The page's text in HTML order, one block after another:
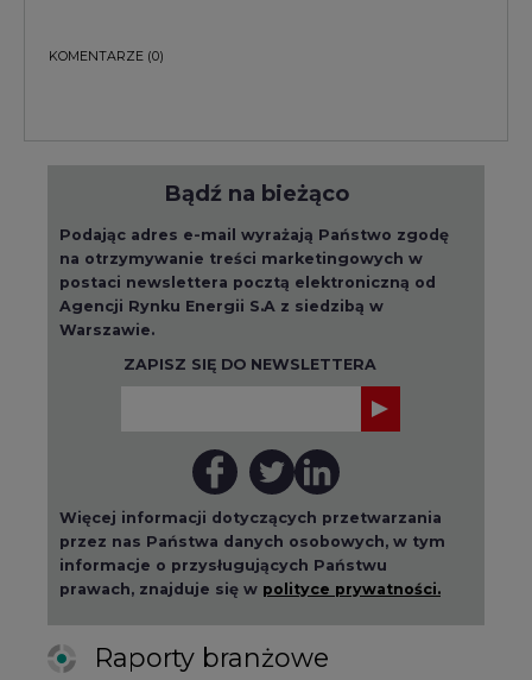
KOMENTARZE (0)
Bądź na bieżąco
Podając adres e-mail wyrażają Państwo zgodę
na otrzymywanie treści marketingowych w
postaci newslettera pocztą elektroniczną od
Agencji Rynku Energii S.A z siedzibą w
Warszawie.
ZAPISZ SIĘ DO NEWSLETTERA
Więcej informacji dotyczących przetwarzania
przez nas Państwa danych osobowych, w tym
informacje o przysługujących Państwu
prawach, znajduje się w polityce prywatności.
Raporty branżowe